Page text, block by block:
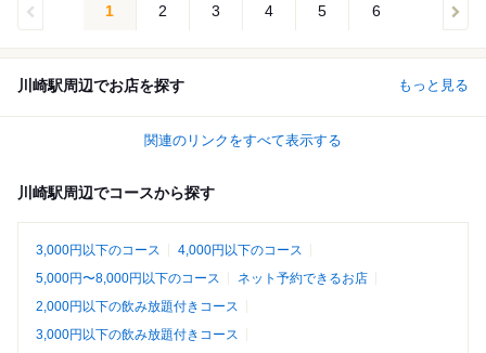
1 2 3 4 5 6
川崎駅周辺でお店を探す もっと見る
関連のリンクをすべて表示する
川崎駅周辺でコースから探す
3,000円以下のコース
4,000円以下のコース
5,000円〜8,000円以下のコース
ネット予約できるお店
2,000円以下の飲み放題付きコース
3,000円以下の飲み放題付きコース